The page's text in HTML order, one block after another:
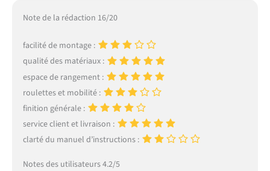
Note de la rédaction 16/20
facilité de montage :
qualité des matériaux :
espace de rangement :
roulettes et mobilité :
finition générale :
service client et livraison :
clarté du manuel d’instructions :
Notes des utilisateurs 4.2/5